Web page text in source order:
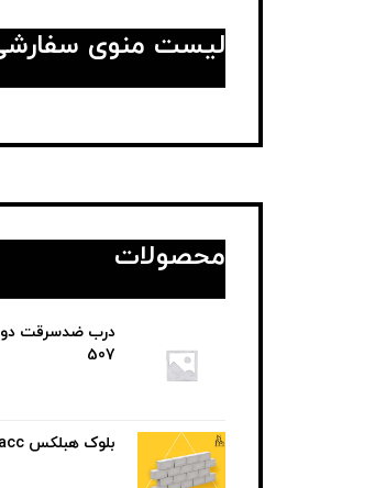
لیست منوی
محصولات
درب ضدسرقت
507
بلوک هبلکس acc